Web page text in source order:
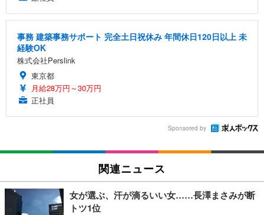
事務 建築事務サポート 完全土日祝休み 年間休日120日以上 未
経験OK
株式会社Perslink
東京都
月給28万円～30万円
正社員
Sponsored by
関連ニュース
女が選ぶ、汗が滴るいい女……長澤まさみが断
トツ1位